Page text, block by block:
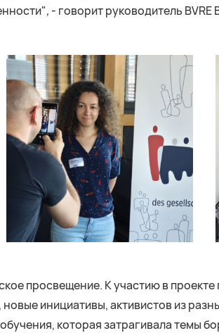
, - говорит руководитель
просвещение. К участию в
новые инициативы, активистов из
которая затрагивала темы